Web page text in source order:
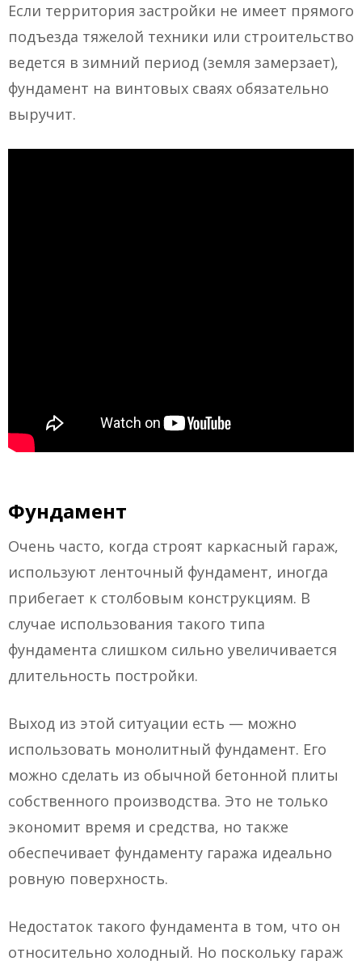
Если территория застройки не имеет прямого
подъезда тяжелой техники или строительство
ведется в зимний период (земля замерзает),
фундамент на винтовых сваях обязательно
выручит.
Фундамент
Очень часто, когда строят каркасный гараж,
используют ленточный фундамент, иногда
прибегает к столбовым конструкциям. В
случае использования такого типа
фундамента слишком сильно увеличивается
длительность постройки.
Выход из этой ситуации есть — можно
использовать монолитный фундамент. Его
можно сделать из обычной бетонной плиты
собственного производства. Это не только
экономит время и средства, но также
обеспечивает фундаменту гаража идеально
ровную поверхность.
Недостаток такого фундамента в том, что он
относительно холодный. Но поскольку гараж